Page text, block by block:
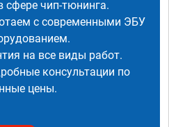
сфере чип-тюнинга.
с современными ЭБУ
на все виды работ.
консультации по
цены.